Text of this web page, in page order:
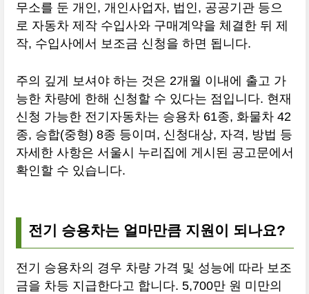
무소를 둔 개인, 개인사업자, 법인, 공공기관 등으
로 자동차 제작 수입사와 구매계약을 체결한 뒤 제
작, 수입사에서 보조금 신청을 하면 됩니다.
주의 깊게 보셔야 하는 것은 2개월 이내에 출고 가
능한 차량에 한해 신청할 수 있다는 점입니다. 현재
신청 가능한 전기자동차는 승용차 61종, 화물차 42
종, 승합(중형) 8종 등이며, 신청대상, 자격, 방법 등
자세한 사항은 서울시 누리집에 게시된 공고문에서
확인할 수 있습니다.
전기 승용차는 얼마만큼 지원이 되나요?
전기 승용차의 경우 차량 가격 및 성능에 따라 보조
금을 차등 지급한다고 합니다. 5,700만 원 미만의